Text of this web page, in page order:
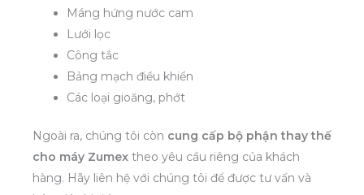
Máng hứng nước cam
Lưới lọc
Công tắc
Bảng mạch điều khiển
Các loại gioăng, phớt
Ngoài ra, chúng tôi còn cung cấp bộ phận thay thế
cho máy Zumex theo yêu cầu riêng của khách
hàng. Hãy liên hệ với chúng tôi để được tư vấn và